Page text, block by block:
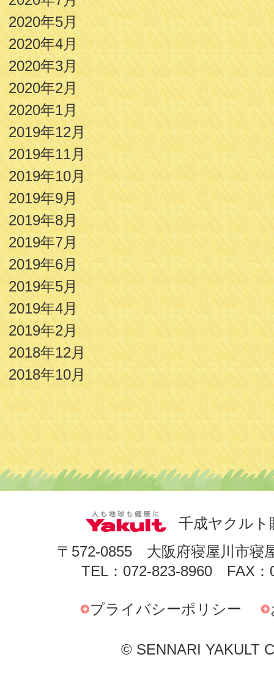
2020年5月
2020年4月
2020年3月
2020年2月
2020年1月
2019年12月
2019年11月
2019年10月
2019年9月
2019年8月
2019年7月
2019年6月
2019年5月
2019年4月
2019年2月
2018年12月
2018年10月
千成ヤクルト
〒572-0855 大阪府寝屋川市寝
TEL：072-823-8960 FAX：
プライバシーポリシー
© SENNARI YAKULT